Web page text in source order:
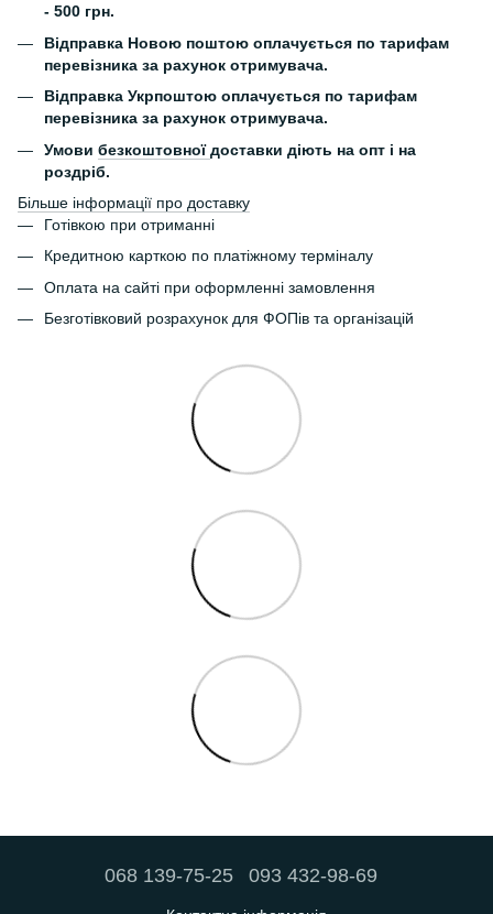
- 500 грн.
Відправка Новою поштою оплачується по тарифам
перевізника за рахунок отримувача.
Відправка Укрпоштою оплачується по тарифам
перевізника за рахунок отримувача.
Умови безкоштовноїдоставки діють на опт і на
роздріб.
Більше інформації про доставку
Готівкою при отриманні
Кредитною карткою по платіжному терміналу
Оплата на сайті при оформленні замовлення
Безготівковий розрахунок для ФОПів та організацій
068 139-75-25 093 432-98-69